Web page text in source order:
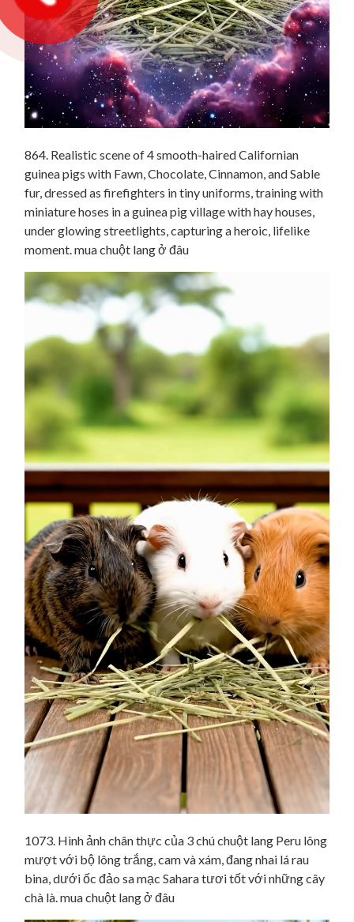
864. Realistic scene of 4 smooth-haired Californian
guinea pigs with Fawn, Chocolate, Cinnamon, and Sable
fur, dressed as firefighters in tiny uniforms, training with
miniature hoses in a guinea pig village with hay houses,
under glowing streetlights, capturing a heroic, lifelike
moment. mua chuột lang ở đâu
1073. Hình ảnh chân thực của 3 chú chuột lang Peru lông
mượt với bộ lông trắng, cam và xám, đang nhai lá rau
bina, dưới ốc đảo sa mạc Sahara tươi tốt với những cây
chà là. mua chuột lang ở đâu